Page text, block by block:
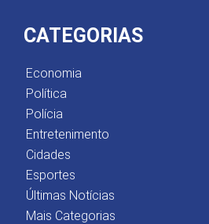
CATEGORIAS
Economia
Política
Polícia
Entretenimento
Cidades
Esportes
Últimas Notícias
Mais Categorias